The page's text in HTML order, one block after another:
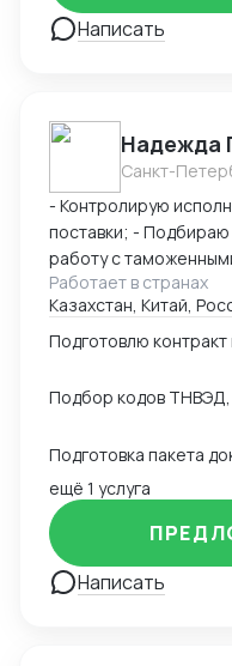
сделок. Анализ
интересов клиента в
Написать
Надежда
Санкт-
- Контролирую
поставки; - Подбираю коды ТН ВЭД и координирую
работу с таможенными
сертификацию и
аккредитованными органами; -
счёт оптимизации
Обеспечиваю
точность инвойсов,
Работает в странах
Казахстан, Китай,
ещё 1 услуга
Написать